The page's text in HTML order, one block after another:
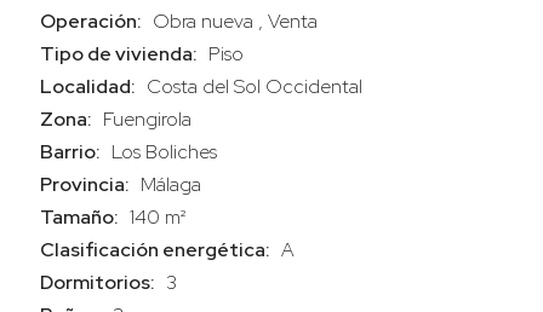
Operación: Obra nueva , Venta
Tipo de vivienda: Piso
Localidad: Costa del Sol Occidental
Zona: Fuengirola
Barrio: Los Boliches
Provincia: Málaga
Tamaño: 140 m²
Clasificación energética: A
Dormitorios: 3